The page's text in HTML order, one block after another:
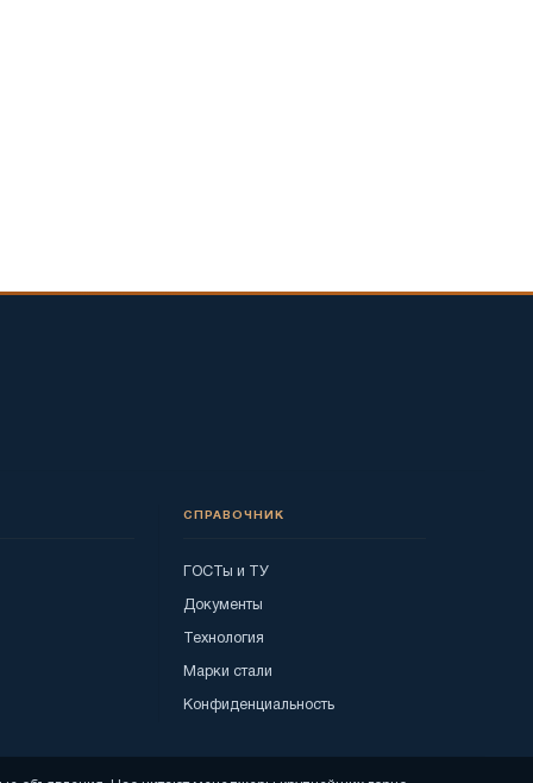
СПРАВОЧНИК
ГОСТы и ТУ
Документы
Технология
Марки стали
Конфиденциальность